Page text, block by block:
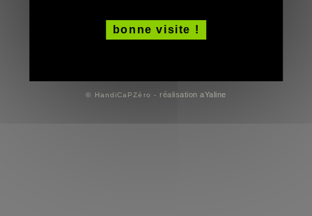
© HandiCaPZéro - réalisation aYaline
bonne visite !